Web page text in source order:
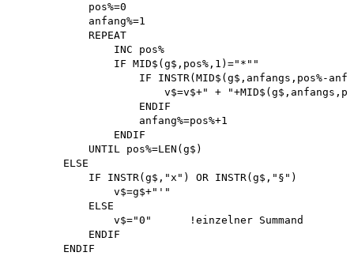
            pos%=0
            anfang%=1
            REPEAT
                INC pos%
                IF MID$(g$,pos%,1)="*""
IF INSTR(MID$(g$,anfangs,pos%-
v$=v$+" +
                    ENDIF
                    anfang%=pos%+1
                ENDIF
            UNTIL pos%=LEN(g$)
        ELSE
            IF INSTR(g$,"x") OR INSTR(g$,"§")
                v$=g$+"'"
            ELSE
                v$="0"      !einzelner Summand
            ENDIF
        ENDIF